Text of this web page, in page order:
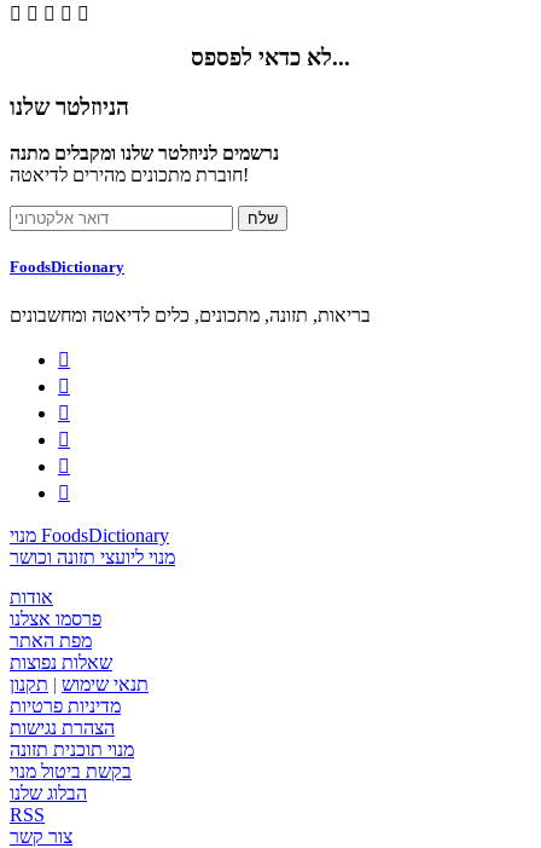
    
לא כדאי לפספס...
הניוזלטר שלנו
נרשמים לניוזלטר שלנו ומקבלים מתנה
חוברת מתכונים מהירים לדיאטה!
FoodsDictionary
בריאות, תזונה, מתכונים, כלים לדיאטה ומחשבונים






מנוי FoodsDictionary
מנוי ליועצי תזונה וכושר
אודות
פרסמו אצלנו
מפת האתר
שאלות נפוצות
תנאי שימוש | תקנון
מדיניות פרטיות
הצהרת נגישות
מנוי תוכנית תזונה
בקשת ביטול מנוי
הבלוג שלנו
RSS
צור קשר